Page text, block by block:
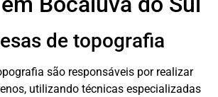
de topografia
são responsáveis por realizar
utilizando técnicas especializadas